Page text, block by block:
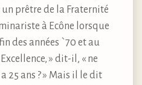
prêtre de la Fraternité
à Ecône lorsque
des années `70 et au
» dit-il, « ne
25 ans ? » Mais il le dit